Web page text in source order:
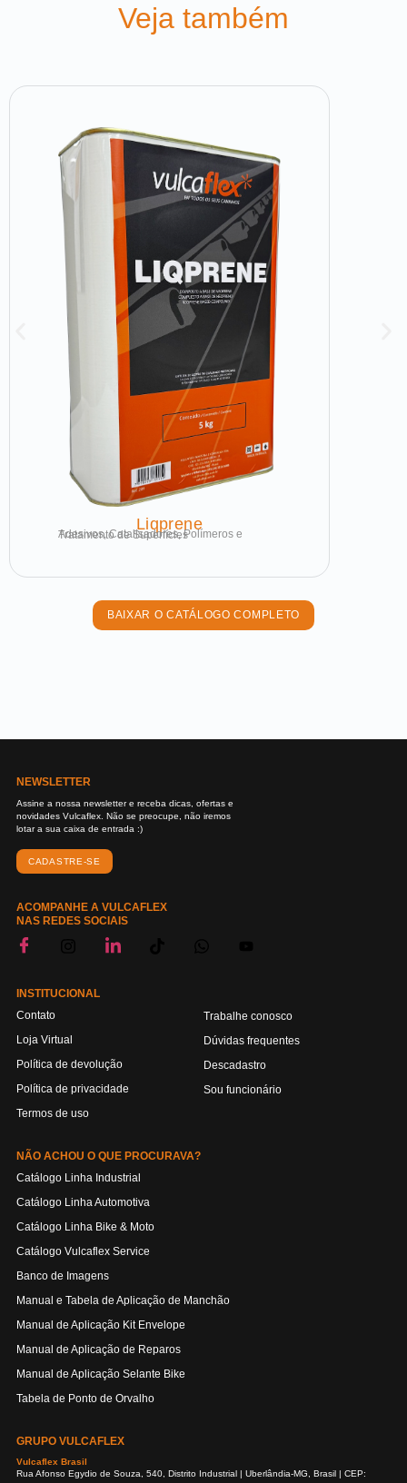
Veja também
Liqprene
Adesivos, Catalisadores, Polímeros e Tratamento de Superfícies
BAIXAR O CATÁLOGO COMPLETO
NEWSLETTER
Assine a nossa newsletter e receba dicas, ofertas e
novidades Vulcaflex. Não se preocupe, não iremos
lotar a sua caixa de entrada :)
CADASTRE-SE
ACOMPANHE A VULCAFLEX
NAS REDES SOCIAIS
INSTITUCIONAL
Contato
Loja Virtual
Política de devolução
Política de privacidade
Termos de uso
Trabalhe conosco
Dúvidas frequentes
Descadastro
Sou funcionário
NÃO ACHOU O QUE PROCURAVA?
Catálogo Linha Industrial
Catálogo Linha Automotiva
Catálogo Linha Bike & Moto
Catálogo Vulcaflex Service
Banco de Imagens
Manual e Tabela de Aplicação de Manchão
Manual de Aplicação Kit Envelope
Manual de Aplicação de Reparos
Manual de Aplicação Selante Bike
Tabela de Ponto de Orvalho
GRUPO VULCAFLEX
Vulcaflex Brasil
Rua Afonso Egydio de Souza, 540, Distrito Industrial | Uberlândia-MG, Brasil | CEP: